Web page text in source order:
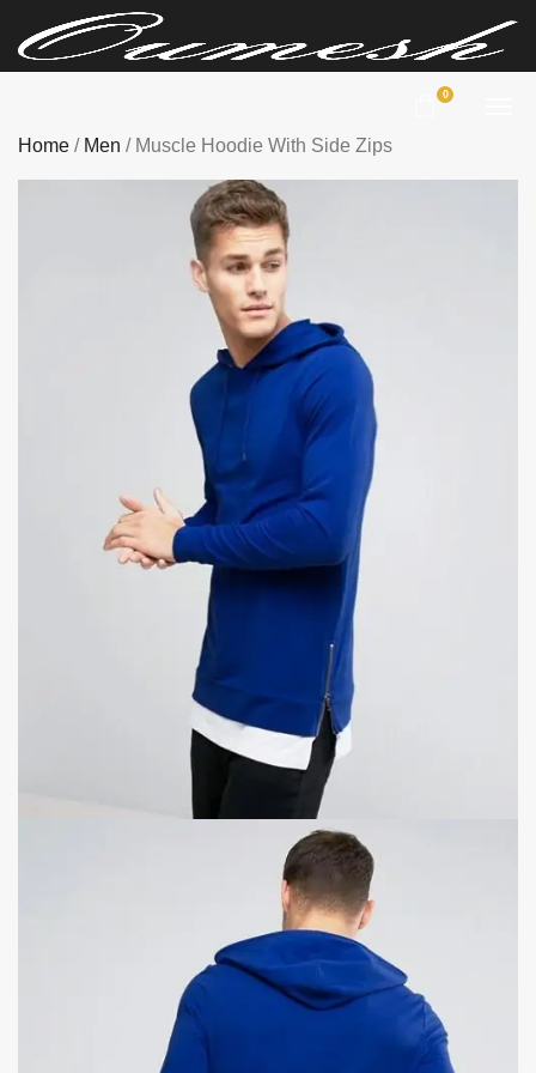
0
Home / Men / Muscle Hoodie With Side Zips